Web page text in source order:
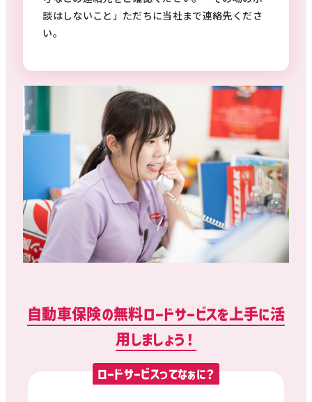
談はしないこと」ただちに当社まで連絡先くださ
い。
自動車保険の無料ロードサービスを上手に活
用しましょう！
ロードサービスってなぁに？